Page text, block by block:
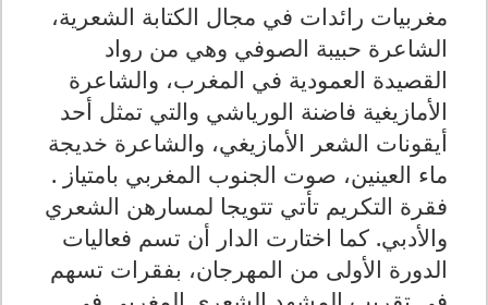
مغربيات رائدات في مجال الكتابة الشعرية،
الشاعرة حبيبة الصوفي وهي من رواد
القصيدة العمودية في المغرب، والشاعرة
الأمازيغية فاضنة الورياشي والتي تمثل أحد
أيقونات الشعر الأمازيغي، والشاعرة خديجة
ماء العينين، صوت الجنوب المغربي بامتياز .
فقرة التكريم تأتي تتويجا لمسارهن الشعري
والأدبي. كما اختارت الدار أن تسم فعاليات
الدورة الأولى من المهرجان، بفقرات تسهم